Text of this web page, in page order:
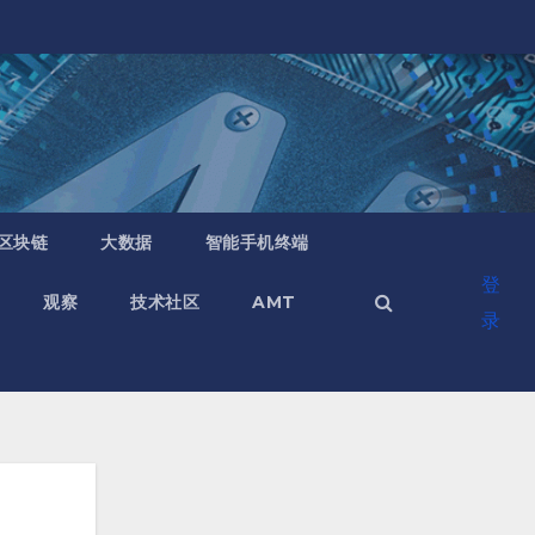
区块链 大数据 智能手机终端
观察 技术社区 AMT
登
录